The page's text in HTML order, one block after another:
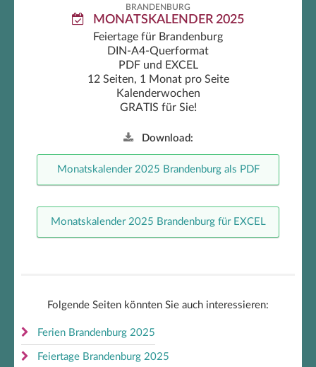
BRANDENBURG
MONATSKALENDER 2025
Feiertage für Brandenburg
DIN-A4-Querformat
PDF und EXCEL
12 Seiten, 1 Monat pro Seite
Kalenderwochen
GRATIS für Sie!
Download:
Monatskalender 2025 Brandenburg als PDF
Monatskalender 2025 Brandenburg für EXCEL
Folgende Seiten könnten Sie auch interessieren:
Ferien Brandenburg 2025
Feiertage Brandenburg 2025